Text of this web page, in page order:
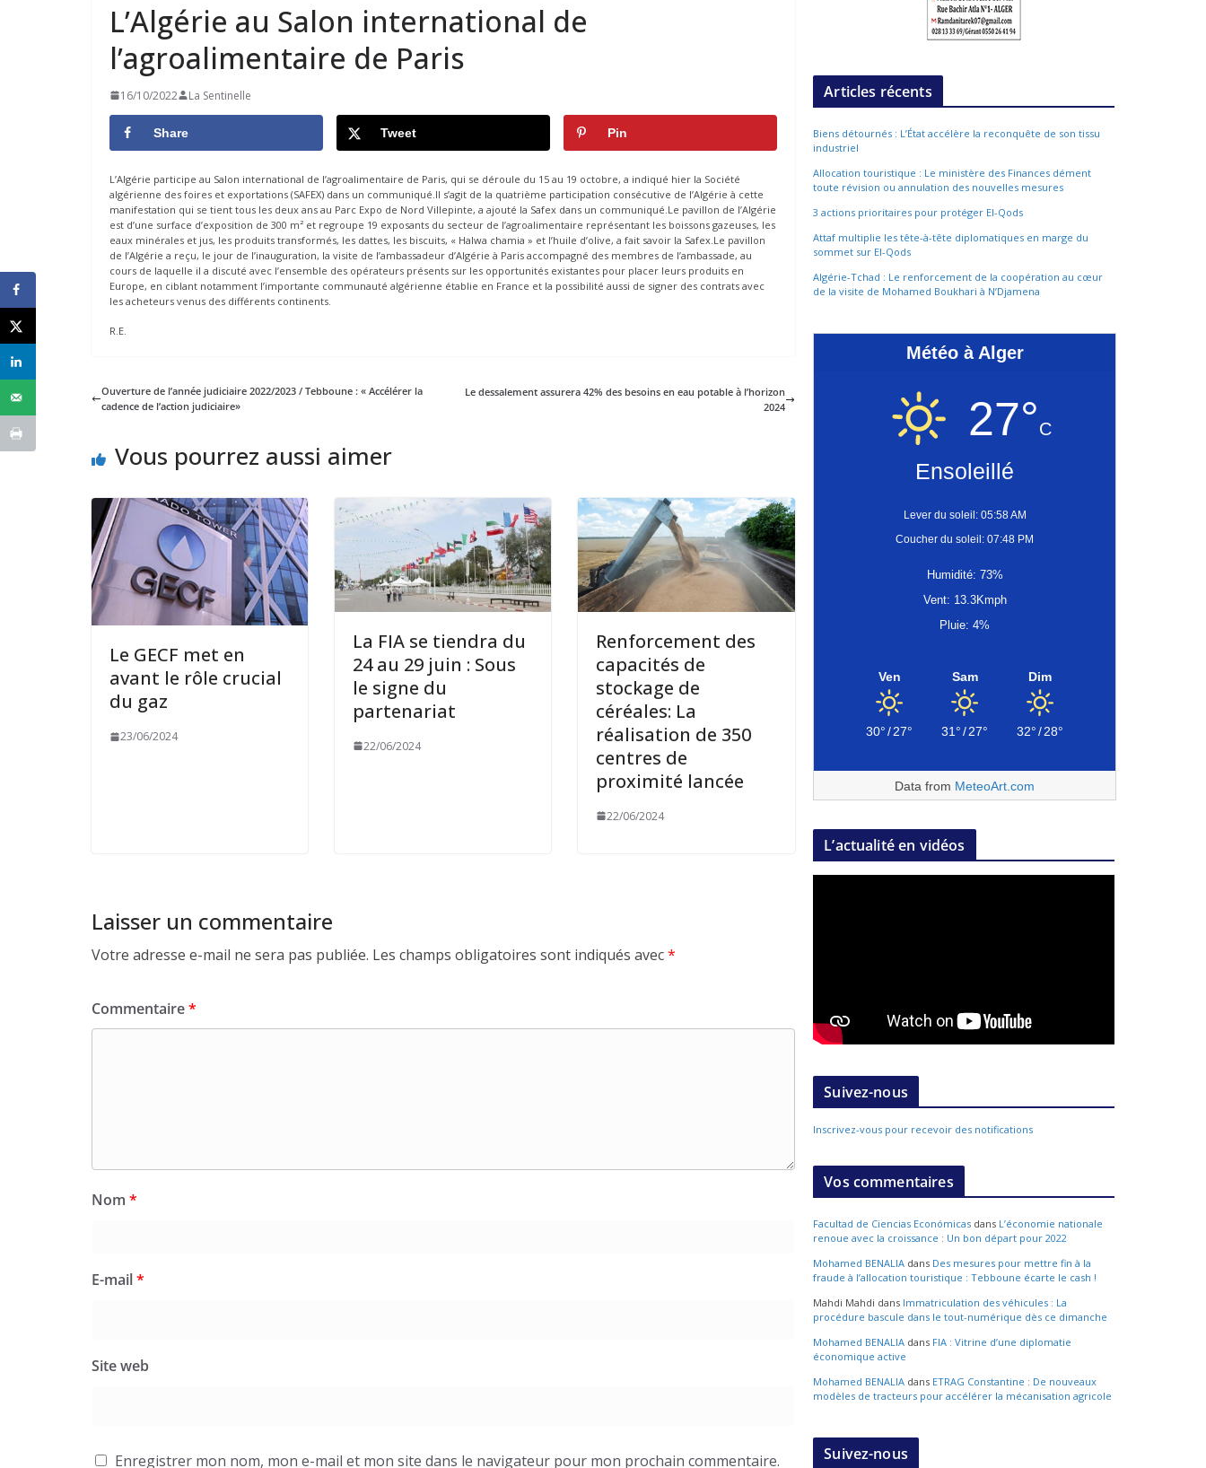
L’Algérie au Salon international de
l’agroalimentaire de Paris
16/10/2022 La Sentinelle
Share Tweet Pin
L’Algérie participe au Salon international de l’agroalimentaire de Paris, qui se déroule du 15 au 19 octobre, a indiqué hier la Société
algérienne des foires et exportations (SAFEX) dans un communiqué.Il s’agit de la quatrième participation consécutive de l’Algérie à cette
manifestation qui se tient tous les deux ans au Parc Expo de Nord Villepinte, a ajouté la Safex dans un communiqué.Le pavillon de l’Algérie
est d’une surface d’exposition de 300 m² et regroupe 19 exposants du secteur de l’agroalimentaire représentant les boissons gazeuses, les
eaux minérales et jus, les produits transformés, les dattes, les biscuits, « Halwa chamia » et l’huile d’olive, a fait savoir la Safex.Le pavillon
de l’Algérie a reçu, le jour de l’inauguration, la visite de l’ambassadeur d’Algérie à Paris accompagné des membres de l’ambassade, au
cours de laquelle il a discuté avec l’ensemble des opérateurs présents sur les opportunités existantes pour placer leurs produits en
Europe, en ciblant notamment l’importante communauté algérienne établie en France et la possibilité aussi de signer des contrats avec
les acheteurs venus des différents continents.
R.E.
Ouverture de l’année judiciaire 2022/2023 / Tebboune : « Accélérer la
cadence de l’action judiciaire»
Le dessalement assurera 42% des besoins en eau potable à l’horizon
2024
Vous pourrez aussi aimer
Le GECF met en
avant le rôle crucial
du gaz
23/06/2024
La FIA se tiendra du
24 au 29 juin : Sous
le signe du
partenariat
22/06/2024
Renforcement des
capacités de
stockage de
céréales: La
réalisation de 350
centres de
proximité lancée
22/06/2024
Laisser un commentaire
Votre adresse e-mail ne sera pas publiée. Les champs obligatoires sont indiqués avec*
Commentaire*
Nom *
E-mail*
Site web
Enregistrer mon nom, mon e-mail et mon site dans le navigateur pour mon prochain commentaire.
Articles récents
Biens détournés : L’État accélère la reconquête de son tissu
industriel
Allocation touristique : Le ministère des Finances dément
toute révision ou annulation des nouvelles mesures
3 actions prioritaires pour protéger El-Qods
Attaf multiplie les tête-à-tête diplomatiques en marge du
sommet sur El-Qods
Algérie-Tchad : Le renforcement de la coopération au cœur
de la visite de Mohamed Boukhari à N’Djamena
Météo à Alger
27°C
Ensoleillé
Lever du soleil: 05:58 AM
Coucher du soleil: 07:48 PM
Humidité: 73%
Vent: 13.3Kmph
Pluie: 4%
Ven
30°/27°
Sam
31°/27°
Dim
32°/28°
Data from MeteoArt.com
L’actualité en vidéos
Suivez-nous
Inscrivez-vous pour recevoir des notifications
Vos commentaires
Facultad de Ciencias Económicas dans L’économie nationale
renoue avec la croissance : Un bon départ pour 2022
Mohamed BENALIA dans Des mesures pour mettre fin à la
fraude à l’allocation touristique : Tebboune écarte le cash !
Mahdi Mahdi dans Immatriculation des véhicules : La
procédure bascule dans le tout-numérique dès ce dimanche
Mohamed BENALIA dans FIA : Vitrine d’une diplomatie
économique active
Mohamed BENALIA dans ETRAG Constantine : De nouveaux
modèles de tracteurs pour accélérer la mécanisation agricole
Suivez-nous